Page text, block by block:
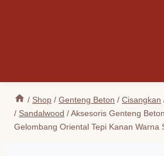
/ Shop / Genteng Beton / Cisangkan
/ Sandalwood /Aksesoris Genteng
Gelombang Oriental Tepi Kanan Warna